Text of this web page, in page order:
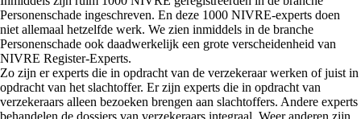
Personenschade ingeschreven. En deze 1000 NIVRE-experts doen
niet allemaal hetzelfde werk. We zien inmiddels in de branche
Personenschade ook daadwerkelijk een grote verscheidenheid van
NIVRE Register-Experts.
Zo zijn er experts die in opdracht van de verzekeraar werken of juist in
opdracht van het slachtoffer. Er zijn experts die in opdracht van
verzekeraars alleen bezoeken brengen aan slachtoffers. Andere experts